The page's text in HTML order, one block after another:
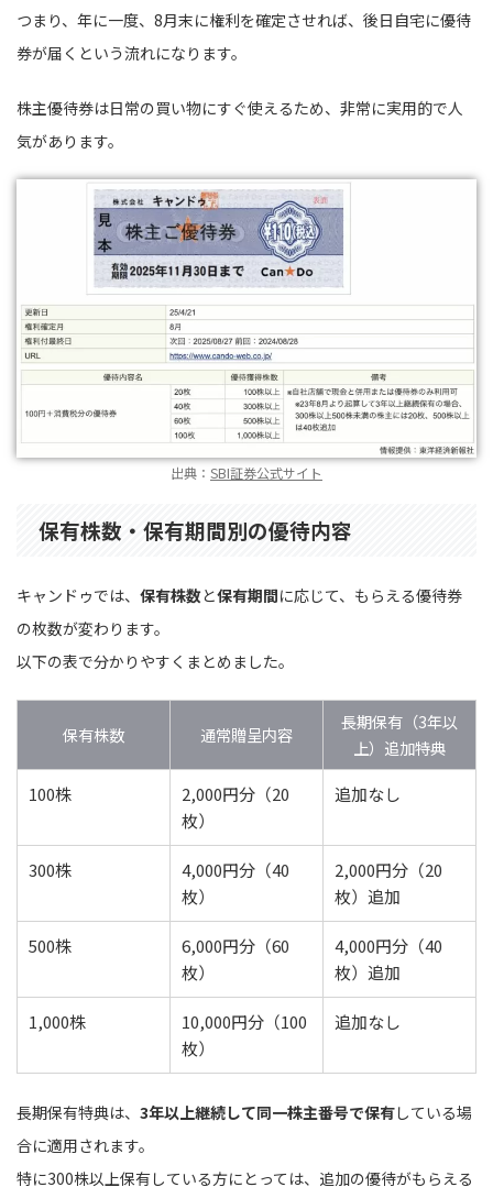
つまり、年に一度、8月末に権利を確定させれば、後日自宅に優待
券が届くという流れになります。
株主優待券は日常の買い物にすぐ使えるため、非常に実用的で人
気があります。
出典： SBI証券公式サイト
保有株数・保有期間別の優待内容
キャンドゥでは、 保有株数と保有期間に応じて、もらえる優待券
の枚数が変わります。
以下の表で分かりやすくまとめました。
保有株数 通常贈呈内容
長期保有（3年以
上）追加特典
100株
2,000円分（20
枚）
追加なし
300株
4,000円分（40
枚）
2,000円分（20
枚）追加
500株
6,000円分（60
枚）
4,000円分（40
枚）追加
1,000株
10,000円分（100
枚）
追加なし
長期保有特典は、 3年以上継続して同一株主番号で保有している場
合に適用されます。
特に300株以上保有している方にとっては、追加の優待がもらえる